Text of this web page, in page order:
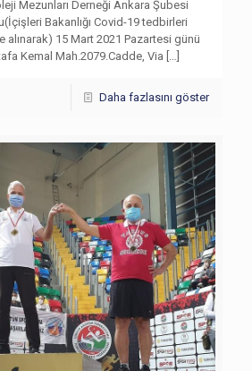
Mezunları Derneği Ankara Şubesi
Bakanlığı Covid-19 tedbirleri
alınarak) 15 Mart 2021 Pazartesi günü
Kemal Mah.2079.Cadde, Via
Daha fazlasını göster